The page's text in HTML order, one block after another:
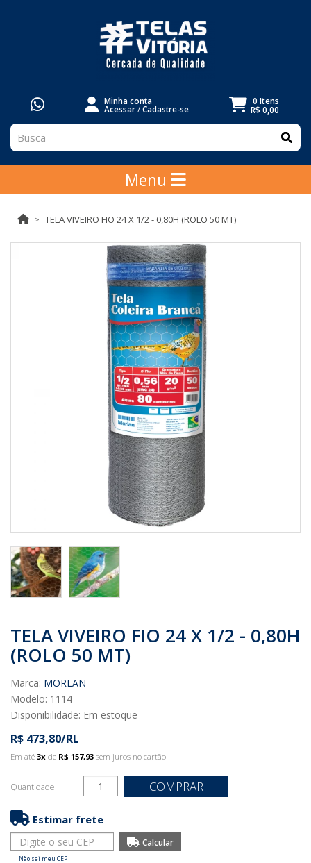
Minha conta
Acessar/Cadastre-se
0 Itens
R$ 0,00
Menu
TELA VIVEIRO FIO 24 X 1/2 - 0,80H (ROLO 50 MT)
TELA VIVEIRO FIO 24 X 1/2 - 0,80H
(ROLO 50 MT)
Marca: MORLAN
Modelo: 1114
Disponibilidade: Em estoque
R$ 473,80/RL
Em até 3x de R$ 157,93 sem juros no cartão
Quantidade COMPRAR
Estimar frete
Não sei meu CEP